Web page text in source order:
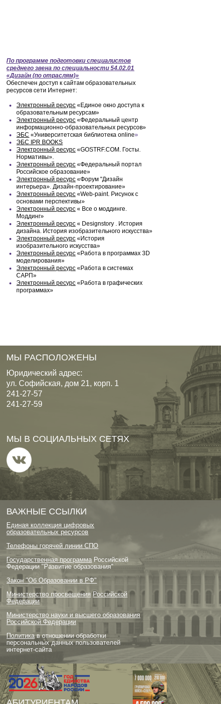
По программе подготовки специалистов
среднего звена по специальности 54.02.01
«Дизайн (по отраслям)»
Обеспечен доступ к сайтам образовательных
ресурсов сети Интернет:
Электронный ресурс «Единое окно доступа к
образовательным ресурсам»
Электронный ресурс «Федеральный центр
информационно-образовательных ресурсов»
ЭБС «Университетская библиотека online»
ЭБС IPR BOOKS
Электронный ресурс «GOSTRF.COM. Госты.
Нормативы».
Электронный ресурс «Федеральный портал
Российское образование»
Электронный ресурс «Форум "Дизайн
интерьера». Дизайн-проектирование»
Электронный ресурс «Web-paint. Рисунок с
основами перспективы»
Электронный ресурс « Все о моддинге.
Моддинг»
Электронный ресурс « Designstory . История
дизайна. История изобразительного искусства»
Электронный ресурс «История
изобразительного искусства»
Электронный ресурс «Работа в программах 3D
моделирования»
Электронный ресурс «Работа в системах
САРП»
Электронный ресурс «Работа в графических
программах»
Юридический адрес:
ул. Софийская, дом 21, корп. 1
241-27-57
241-27-59
МЫ РАСПОЛОЖЕНЫ
МЫ В СОЦИАЛЬНЫХ СЕТЯХ
Единая коллекция цифровых
образовательных ресурсов
Телефоны горячей линии СПО
Государственная программаРоссийской
Федерации "Развитие образования"
Закон "Об Образовании в РФ"
Министерство просвещения Российской
Федерации
Министерство науки и высшего образования
Российской Федерации
Политикав отношении обработки
персональных данных пользователей
интернет-сайта
ВАЖНЫЕ ССЫЛКИ